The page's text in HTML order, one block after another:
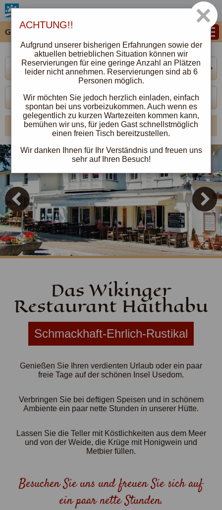
×
ACHTUNG!!
Aufgrund unserer bisherigen Erfahrungen sowie der
aktuellen betrieblichen Situation können wir
Reservierungen für eine geringe Anzahl an Plätzen
leider nicht annehmen. Reservierungen sind ab 6
Personen möglich.
Wir möchten Sie jedoch herzlich einladen, einfach
spontan bei uns vorbeizukommen. Auch wenn es
gelegentlich zu kurzen Wartezeiten kommen kann,
bemühen wir uns, für jeden Gast schnellstmöglich
einen freien Tisch bereitzustellen.
Wir danken Ihnen für Ihr Verständnis und freuen uns
sehr auf Ihren Besuch!
SeebadAhlbeck
Gaststätte Haithabu
Kontakt
038378 498610
weitere Kontaktmöglichkeiten
Das Wikinger
Restaurant Haithabu
Schmackhaft-Ehrlich-Rustikal
Genießen Sie Ihren verdienten Urlaub oder ein paar
freie Tage auf der schönen Insel Usedom.
Verbringen Sie bei deftigen Speisen und in schönem
Ambiente ein paar nette Stunden in unserer Hütte.
Lassen Sie die Teller mit Köstlichkeiten aus dem Meer
und von der Weide, die Krüge mit Honigwein und
Metbier füllen.
Besuchen Sie uns und freuen Sie sich auf
ein paar nette Stunden.